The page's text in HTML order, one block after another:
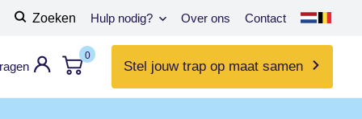
Zoeken Hulp nodig? Over ons Contact
0
Stel jouw trap op maat samen